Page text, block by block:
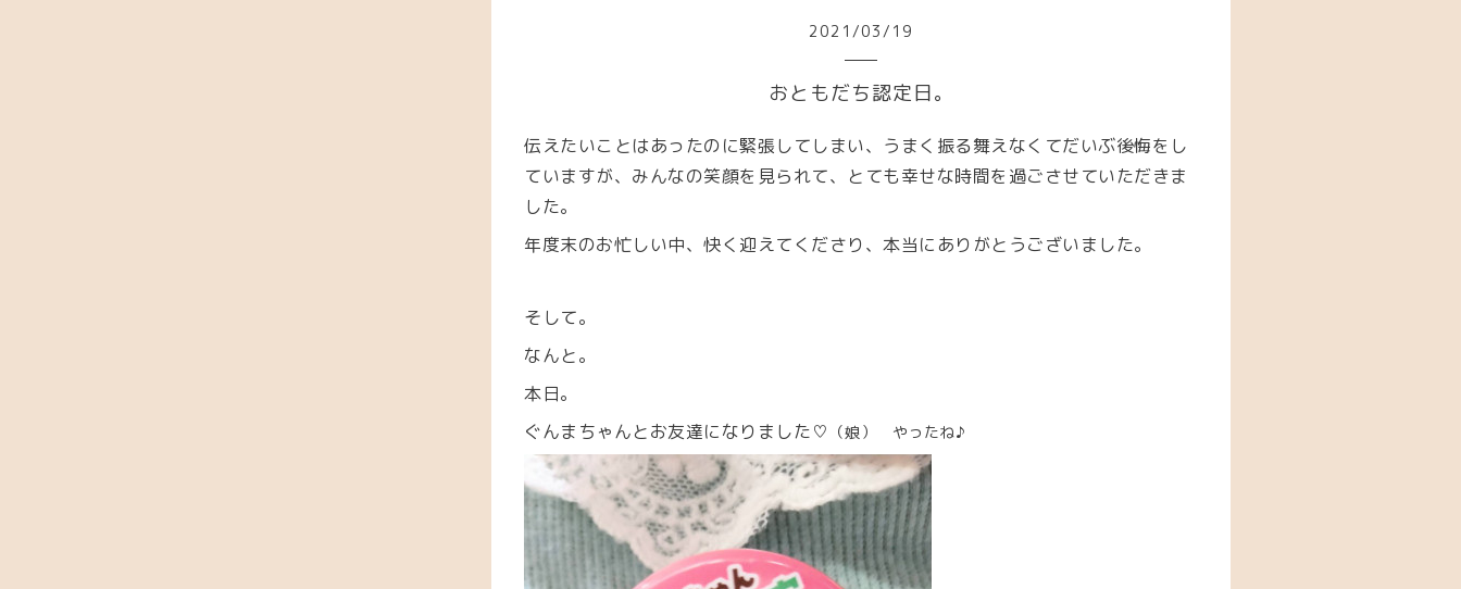
2021 /03/ 19
おともだち認定日。
伝えたいことはあったのに緊張してしまい、うまく振る舞えなくてだいぶ後悔をし
ていますが、みんなの笑顔を見られて、とても幸せな時間を過ごさせていただきま
した。
年度末のお忙しい中、快く迎えてくださり、本当にありがとうございました。
そして。
なんと。
本日。
ぐんまちゃんとお友達になりました♡ （娘） やったね♪